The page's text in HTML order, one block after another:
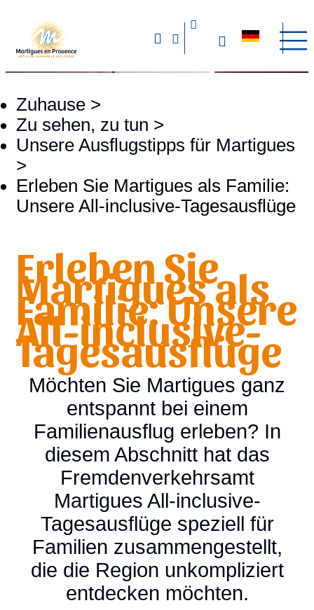
Zuhause >
Zu sehen, zu tun >
Unsere Ausflugstipps für Martigues
>
Erleben Sie Martigues als Familie:
Unsere All-inclusive-Tagesausflüge
Erleben Sie
Martigues als
Familie: Unsere
All-inclusive-
Tagesausflüge
Möchten Sie Martigues ganz
entspannt bei einem
Familienausflug erleben? In
diesem Abschnitt hat das
Fremdenverkehrsamt
Martigues All-inclusive-
Tagesausflüge speziell für
Familien zusammengestellt,
die die Region unkompliziert
entdecken möchten.